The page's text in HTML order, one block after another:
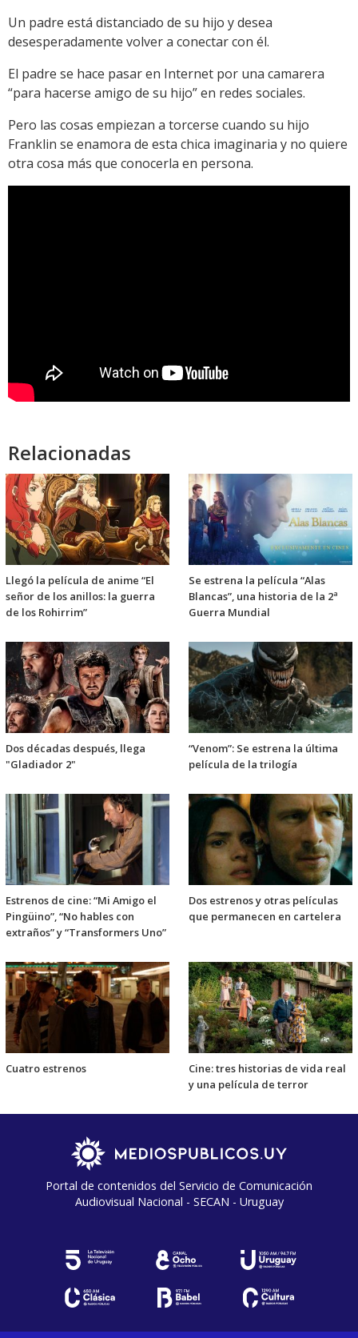
Un padre está distanciado de su hijo y desea
desesperadamente volver a conectar con él.
El padre se hace pasar en Internet por una camarera
“para hacerse amigo de su hijo” en redes sociales.
Pero las cosas empiezan a torcerse cuando su hijo
Franklin se enamora de esta chica imaginaria y no quiere
otra cosa más que conocerla en persona.
Relacionadas
Llegó la película de anime “El
señor de los anillos: la guerra
de los Rohirrim”
Se estrena la película “Alas
Blancas”, una historia de la 2ª
Guerra Mundial
Dos décadas después, llega
"Gladiador 2"
“Venom”: Se estrena la última
película de la trilogía
Estrenos de cine: “Mi Amigo el
Pingüino”, “No hables con
extraños” y “Transformers Uno”
Dos estrenos y otras películas
que permanecen en cartelera
Cuatro estrenos
Cine: tres historias de vida real
y una película de terror
Portal de contenidos del Servicio de Comunicación
Audiovisual Nacional - SECAN - Uruguay